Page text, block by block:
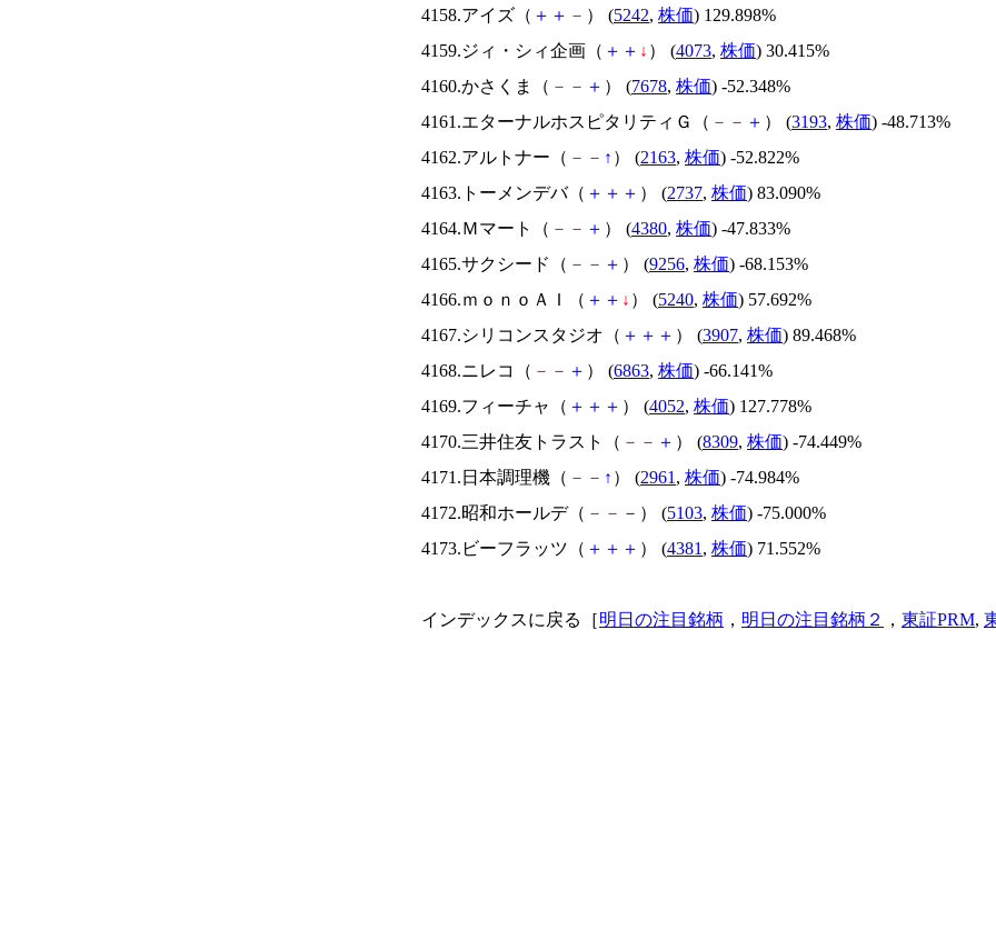
4158.アイズ（ ＋ ＋ － ） (5242, 株価) 129.898%
4159.ジィ・シィ企画（ ＋ ＋ ↓ ） (4073, 株価) 30.415%
4160.かさくま（ － － ＋ ） (7678, 株価) -52.348%
4161.エターナルホスピタリティＧ（ － － ＋ ） (3193, 株価) -48.713%
4162.アルトナー（ － － ↑ ） (2163, 株価) -52.822%
4163.トーメンデバ（ ＋ ＋ ＋ ） (2737, 株価) 83.090%
4164.Ｍマート（ － － ＋ ） (4380, 株価) -47.833%
4165.サクシード（ － － ＋ ） (9256, 株価) -68.153%
4166.ｍｏｎｏＡＩ（ ＋ ＋ ↓ ） (5240, 株価) 57.692%
4167.シリコンスタジオ（ ＋ ＋ ＋ ） (3907, 株価) 89.468%
4168.ニレコ（ － － ＋ ） (6863, 株価) -66.141%
4169.フィーチャ（ ＋ ＋ ＋ ） (4052, 株価) 127.778%
4170.三井住友トラスト（ － － ＋ ） (8309, 株価) -74.449%
4171.日本調理機（ － － ↑ ） (2961 , 株価) -74.984%
4172.昭和ホールデ（ － － － ） (5103, 株価) -75.000%
4173.ビーフラッツ（ ＋ ＋ ＋ ） (4381 , 株価) 71.552%
インデックスに戻る［明日の注目銘柄 ， 明日の注目銘柄２ ， 東証PRM,